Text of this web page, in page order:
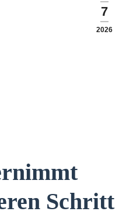
7
2026
Schritt